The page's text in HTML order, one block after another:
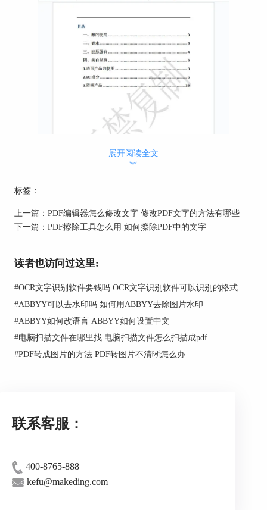
图1：ABBYYFineReaderPDF15
2、格式转换
通过将PDF文档转换为Word等可编辑的格
式，可将水印转换为图片，然后再运用Word的编辑
总的来说，与其进行繁琐的格式转换，不如
直接使用PDF编辑器删除水印。
展开阅读全文
︾
标签：
上一篇： PDF编辑器怎么修改文字 修改PDF文字的方法有哪些
下一篇： PDF擦除工具怎么用 如何擦除PDF中的文字
读者也访问过这里:
#OCR文字识别软件要钱吗 OCR文字识别软件可以识别的格式
#ABBYY可以去水印吗 如何用ABBYY去除图片水印
#ABBYY如何改语言 ABBYY如何设置中文
#电脑扫描文件在哪里找 电脑扫描文件怎么扫描成pdf
#PDF转成图片的方法 PDF转图片不清晰怎么办
联系客服：
400-8765-888
kefu@makeding.com